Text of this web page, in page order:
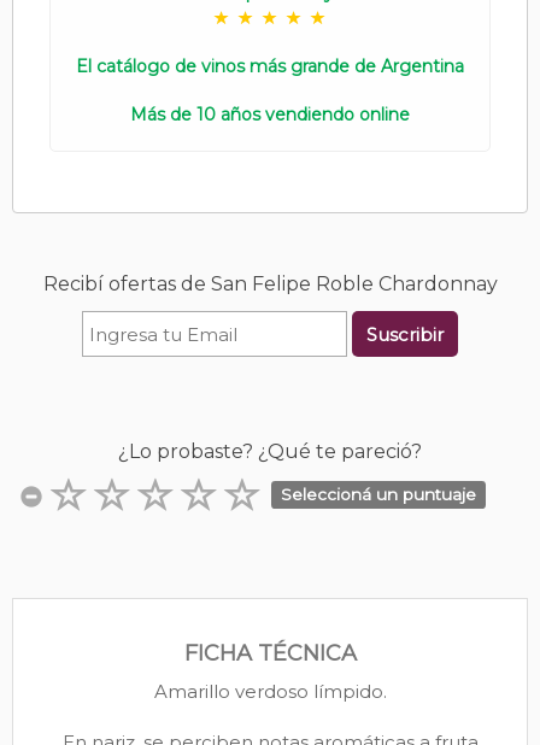
El catálogo de vinos más grande de Argentina
Más de 10 años vendiendo online
Recibí ofertas de San Felipe Roble Chardonnay
Suscribir
¿Lo probaste? ¿Qué te pareció?
Seleccioná un puntuaje
FICHA TÉCNICA
Amarillo verdoso límpido.